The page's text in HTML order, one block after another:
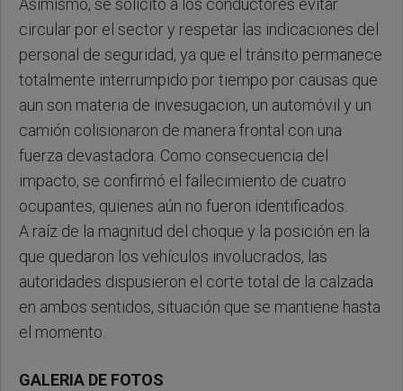
Asimismo, se solicitó a los conductores evitar
circular por el sector y respetar las indicaciones del
personal de seguridad, ya que el tránsito permanece
totalmente interrumpido por tiempo por causas que
aun son materia de invesugacion, un automóvil y un
camión colisionaron de manera frontal con una
fuerza devastadora. Como consecuencia del
impacto, se confirmó el fallecimiento de cuatro
ocupantes, quienes aún no fueron identificados.
A raíz de la magnitud del choque y la posición en la
que quedaron los vehículos involucrados, las
autoridades dispusieron el corte total de la calzada
en ambos sentidos, situación que se mantiene hasta
el momento.
GALERIA DE FOTOS